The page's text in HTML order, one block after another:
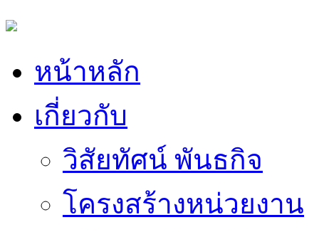
หน้าหลัก
เกี่ยวกับ
วิสัยทัศน์ พันธกิจ
โครงสร้างหน่วยงาน